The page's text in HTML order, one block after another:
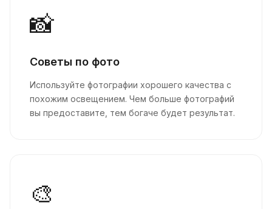
📸
Советы по фото
Используйте фотографии хорошего качества с
похожим освещением. Чем больше фотографий
вы предоставите, тем богаче будет результат.
🎨